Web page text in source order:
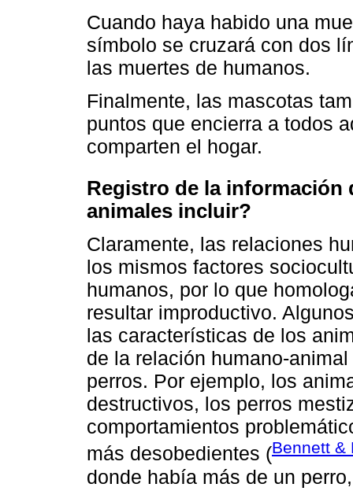
Cuando haya habido una
símbolo se cruzará con dos
las muertes de humanos.
Finalmente, las mascotas
puntos que encierra a todos
comparten el hogar.
Registro de la información
animales incluir?
Claramente, las relaciones
los mismos factores
humanos, por lo que
resultar improductivo.
las características de los
de la relación humano-
perros. Por ejemplo, los
destructivos, los perros
comportamientos
más desobedientes (Bennett &
donde había más de un